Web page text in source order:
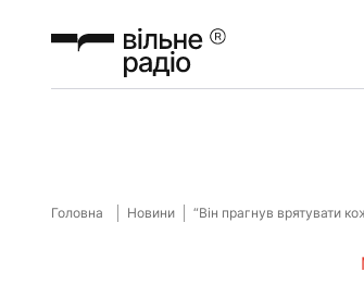
Головна Новини “Він прагнув врятувати